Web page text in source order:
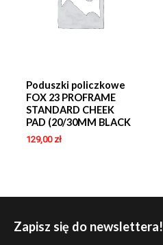
Poduszki policzkowe
FOX 23 PROFRAME
STANDARD CHEEK
PAD (20/30MM BLACK
129,00 zł
Zapisz się do newslettera!